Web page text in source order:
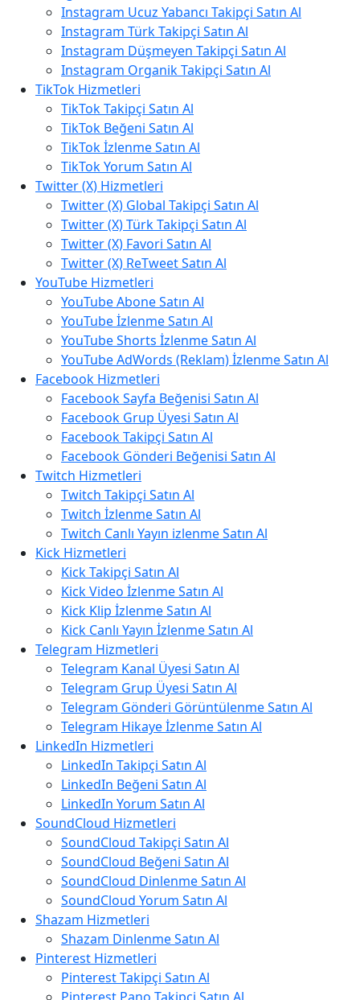
Instagram Ucuz Yabancı Takipçi Satın Al
Instagram Türk Takipçi Satın Al
Instagram Düşmeyen Takipçi Satın Al
Instagram Organik Takipçi Satın Al
TikTok Hizmetleri
TikTok Takipçi Satın Al
TikTok Beğeni Satın Al
TikTok İzlenme Satın Al
TikTok Yorum Satın Al
Twitter (X) Hizmetleri
Twitter (X) Global Takipçi Satın Al
Twitter (X) Türk Takipçi Satın Al
Twitter (X) Favori Satın Al
Twitter (X) ReTweet Satın Al
YouTube Hizmetleri
YouTube Abone Satın Al
YouTube İzlenme Satın Al
YouTube Shorts İzlenme Satın Al
YouTube AdWords (Reklam) İzlenme Satın Al
Facebook Hizmetleri
Facebook Sayfa Beğenisi Satın Al
Facebook Grup Üyesi Satın Al
Facebook Takipçi Satın Al
Facebook Gönderi Beğenisi Satın Al
Twitch Hizmetleri
Twitch Takipçi Satın Al
Twitch İzlenme Satın Al
Twitch Canlı Yayın izlenme Satın Al
Kick Hizmetleri
Kick Takipçi Satın Al
Kick Video İzlenme Satın Al
Kick Klip İzlenme Satın Al
Kick Canlı Yayın İzlenme Satın Al
Telegram Hizmetleri
Telegram Kanal Üyesi Satın Al
Telegram Grup Üyesi Satın Al
Telegram Gönderi Görüntülenme Satın Al
Telegram Hikaye İzlenme Satın Al
LinkedIn Hizmetleri
LinkedIn Takipçi Satın Al
LinkedIn Beğeni Satın Al
LinkedIn Yorum Satın Al
SoundCloud Hizmetleri
SoundCloud Takipçi Satın Al
SoundCloud Beğeni Satın Al
SoundCloud Dinlenme Satın Al
SoundCloud Yorum Satın Al
Shazam Hizmetleri
Shazam Dinlenme Satın Al
Pinterest Hizmetleri
Pinterest Takipçi Satın Al